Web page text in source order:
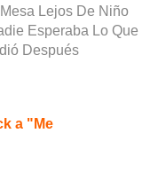
Lejos De Niño
Esperaba Lo Que
Después
a "Me